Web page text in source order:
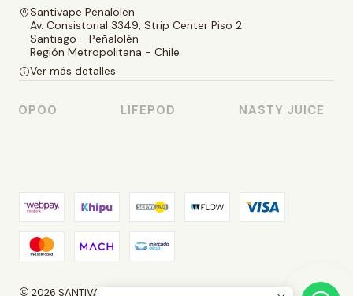
Santivape Peñalolen
Av. Consistorial 3349, Strip Center Piso 2
Santiago - Peñalolén
Región Metropolitana - Chile
Ver más detalles
LIFEPOD NASTY JUICE
2026 SANTIVAPE.